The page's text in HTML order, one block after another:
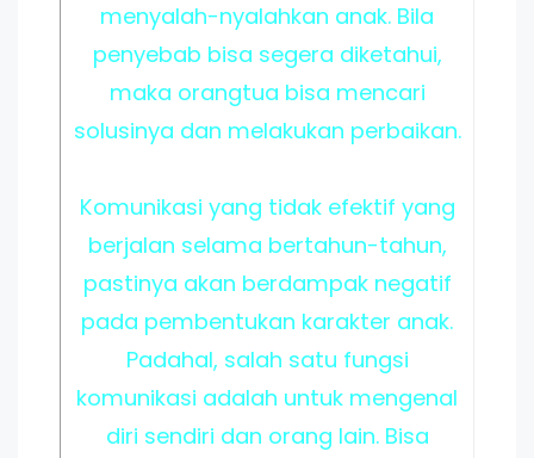
menyalah-nyalahkan anak. Bila
penyebab bisa segera diketahui,
maka orangtua bisa mencari
solusinya dan melakukan perbaikan.
Komunikasi yang tidak efektif yang
berjalan selama bertahun-tahun,
pastinya akan berdampak negatif
pada pembentukan karakter anak.
Padahal, salah satu fungsi
komunikasi adalah untuk mengenal
diri sendiri dan orang lain. Bisa